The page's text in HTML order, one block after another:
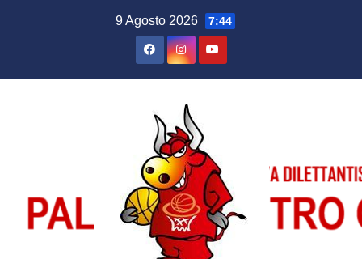
9 Agosto 2026 7:44